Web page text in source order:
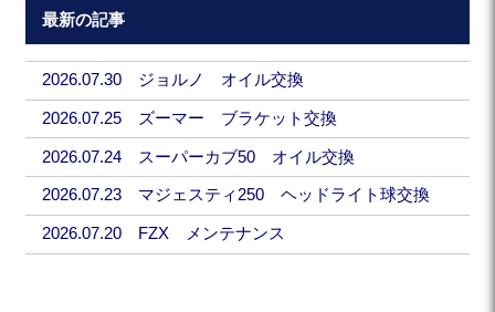
最新の記事
2026.07.30 ジョルノ オイル交換
2026.07.25 ズーマー ブラケット交換
2026.07.24 スーパーカブ50 オイル交換
2026.07.23 マジェスティ250 ヘッドライト球交換
2026.07.20 FZX メンテナンス